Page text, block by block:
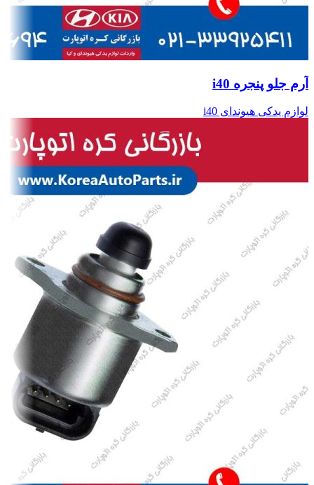
آرم جلو پنجره i40
لوازم یدکی هیوندای i40